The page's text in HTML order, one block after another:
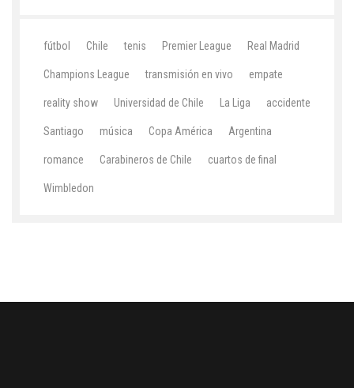
fútbol Chile tenis Premier League Real Madrid
Champions League transmisión en vivo empate
reality show Universidad de Chile La Liga accidente
Santiago música Copa América Argentina
romance Carabineros de Chile cuartos de final
Wimbledon